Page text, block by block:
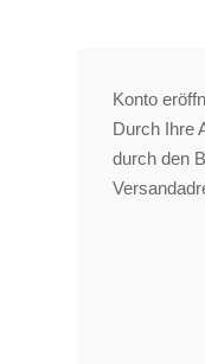
Konto
Durch Ihre
durch den